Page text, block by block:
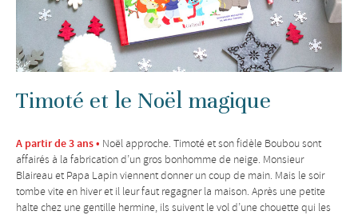
Timoté et le Noël magique
A partir de 3 ans • Noël approche. Timoté et son fidèle Boubou sont
affairés à la fabrication d’un gros bonhomme de neige. Monsieur
Blaireau et Papa Lapin viennent donner un coup de main. Mais le soir
tombe vite en hiver et il leur faut regagner la maison. Après une petite
halte chez une gentille hermine, ils suivent le vol d’une chouette qui les